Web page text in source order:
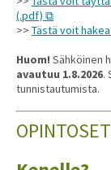
(.pdf)
>> Tästä voit
Huom! Sähköinen
avautuu 1.8.2026.
tunnistautumista.